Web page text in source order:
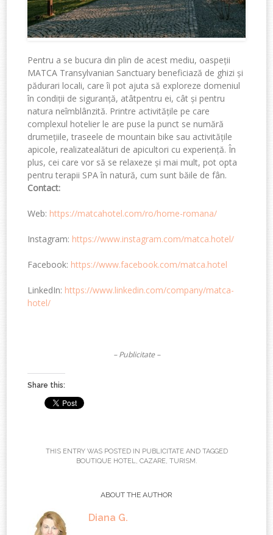
Pentru a se bucura din plin de acest mediu, oaspeții
MATCA Transylvanian Sanctuary beneficiază de ghizi și
pădurari locali, careîi pot ajuta să exploreze domeniul
în condiții de siguranță, atâtpentru ei, cât și pentru
natura neîmblânzită. Printre activitățile pe care
complexul hotelier le are puse la punct se numără
drumețiile,traseele de mountain bike sau activitățile
apicole, realizatealături de apicultori cu experiență.În
plus, cei carevor să se relaxeze și mai mult, pot opta
pentru terapii SPA în natură, cum sunt băile defân.
Contact:
Web: https://matcahotel.com/ro/home-romana/
Instagram: https://www.instagram.com/matca.hotel/
Facebook: https://www.facebook.com/matca.hotel
LinkedIn: https://www.linkedin.com/company/matca-
hotel/
– Publicitate –
Share this:
THIS ENTRY WAS POSTED IN PUBLICITATEAND TAGGED
BOUTIQUE HOTEL, CAZARE, TURISM.
ABOUT THE AUTHOR
Diana G.